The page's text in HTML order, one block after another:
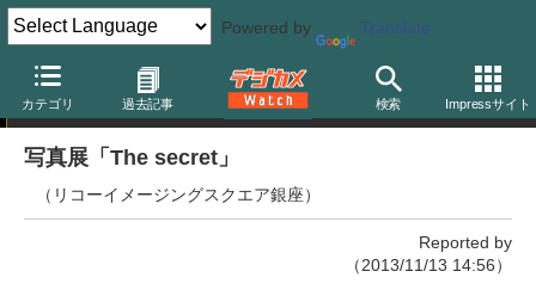
Powered by Translate
カテゴリ 過去記事 検索 Impressサイト
写真展
写真展「The secret」
（リコーイメージングスクエア銀座）
Reported by
（2013/11/13 14:56）